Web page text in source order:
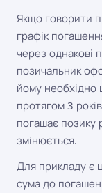
Якщо говорити
графік
через однакові
позичальник
йому необхідно
протягом 3
погашає позику
змінюється.
Для прикладу є
сума до